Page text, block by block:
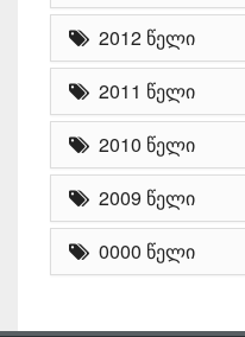
2012 წელი
2011 წელი
2010 წელი
2009 წელი
0000 წელი